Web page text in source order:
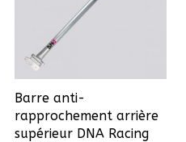
Barre anti-
rapprochement arrière
supérieur DNA Racing